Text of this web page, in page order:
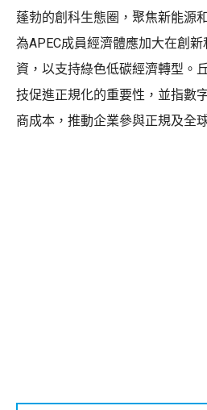
蓬勃的創科生態圈，聚焦新能源
為APEC成員經濟體應加大在創
資，以支持綠色低碳經濟轉型。
技促進正規化的重要性，並指數
商成本，推動企業參與正規及全